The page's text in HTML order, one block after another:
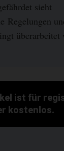
sieht
Regelungen
überarbeitet
ist für
kostenlos.